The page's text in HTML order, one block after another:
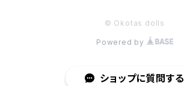
© Okotas dolls
Powered by
ショップに質問する